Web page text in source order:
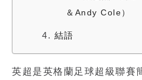
＆Andy Cole）
4. 結語
英超是英格蘭足球超級聯賽